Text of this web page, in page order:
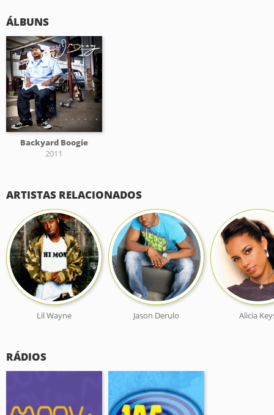
ÁLBUNS
Backyard Boogie
2011
ARTISTAS RELACIONADOS
Lil Wayne Jason Derulo Alicia
RÁDIOS